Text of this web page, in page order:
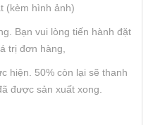
(kèm hình ảnh)
Bạn vui lòng tiến hành đặt
trị đơn hàng,
hiện. 50% còn lại sẽ thanh
được sản xuất xong.